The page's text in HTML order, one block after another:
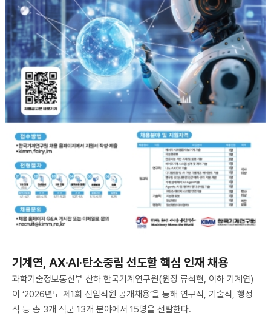
기계연, AX·AI·탄소중립 선도할 핵심 인재 채용
과학기술정보통신부 산하 한국기계연구원(원장 류석현, 이하 기계연)
이 ‘2026년도 제1회 신입직원 공개채용’을 통해 연구직, 기술직, 행정
직 등 총 3개 직군 13개 분야에서 15명을 선발한다.